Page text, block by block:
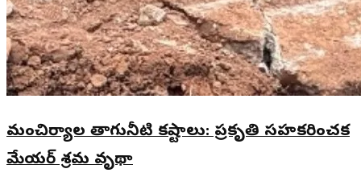
మంచిర్యాల తాగునీటి కష్టాలు: ప్రకృతి సహకరించక
మేయర్ శ్రమ వృథా